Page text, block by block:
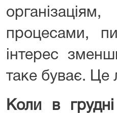
процесами,
інтерес
таке буває. Це
Коли в